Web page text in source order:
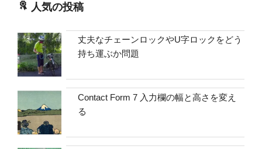
人気の投稿
丈夫なチェーンロックやU字ロックをどう
持ち運ぶか問題
Contact Form 7 入力欄の幅と高さを変え
る